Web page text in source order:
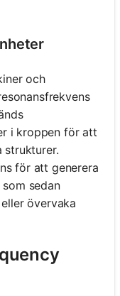
och
i kroppen för att
strukturer.
för att generera
sedan
övervaka